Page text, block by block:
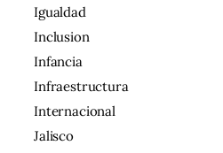
Igualdad
Inclusion
Infancia
Infraestructura
Internacional
Jalisco